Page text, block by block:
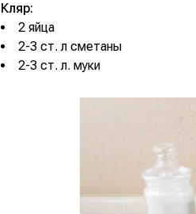
Кляр:
2 яйца
2-3 ст. л сметаны
2-3 ст. л. муки